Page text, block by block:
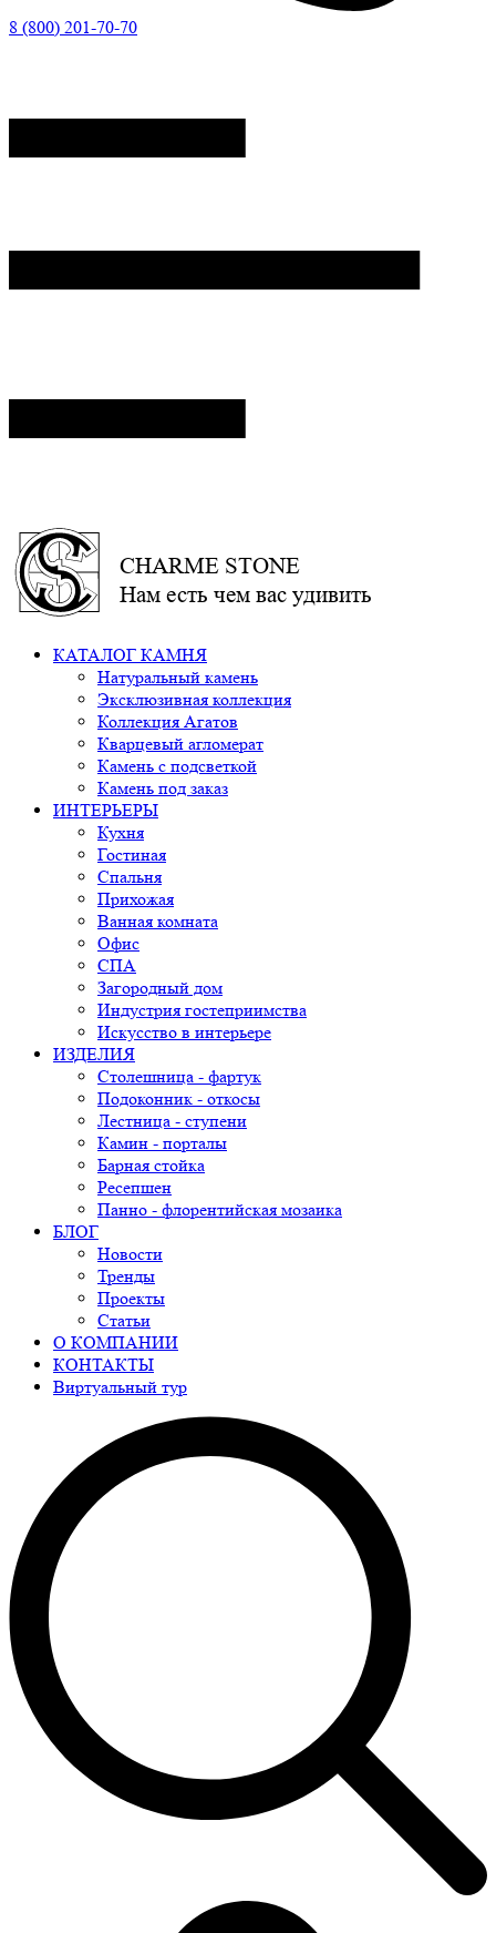
8 (800) 201-70-70
CHARME STONE
Нам есть чем вас удивить
КАТАЛОГ КАМНЯ
Натуральный камень
Эксклюзивная коллекция
Коллекция Агатов
Кварцевый агломерат
Камень с подсветкой
Камень под заказ
ИНТЕРЬЕРЫ
Кухня
Гостиная
Спальня
Прихожая
Ванная комната
Офис
СПА
Загородный дом
Индустрия гостеприимства
Искусство в интерьере
ИЗДЕЛИЯ
Столешница - фартук
Подоконник - откосы
Лестница - ступени
Камин - порталы
Барная стойка
Ресепшен
Панно - флорентийская мозаика
БЛОГ
Новости
Тренды
Проекты
Статьи
О КОМПАНИИ
КОНТАКТЫ
Виртуальный тур